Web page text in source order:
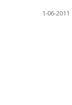
1-06-2011